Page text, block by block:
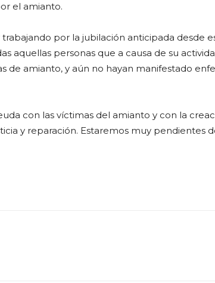
el amianto.
por la jubilación anticipada desde
aquellas personas que a causa de su
de amianto, y aún no hayan manifestado
con las víctimas del amianto y con la
y reparación. Estaremos muy pendientes